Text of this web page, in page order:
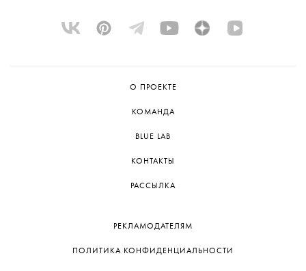
О ПРОЕКТЕ
КОМАНДА
BLUE LAB
КОНТАКТЫ
РАССЫЛКА
РЕКЛАМОДАТЕЛЯМ
ПОЛИТИКА КОНФИДЕНЦИАЛЬНОСТИ